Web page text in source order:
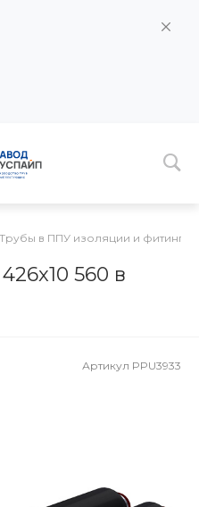
Трубы в ППУ изоляции и фитинги
560 в
Артикул PPU3933